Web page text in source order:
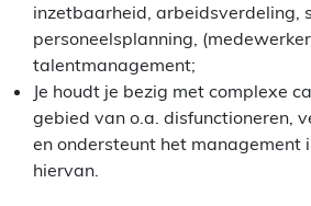
inzetbaarheid, arbeidsverdeling,
personeelsplanning,
talentmanagement;
Je houdt je bezig met complexe
gebied van o.a. disfunctioneren,
en ondersteunt het management
hiervan.